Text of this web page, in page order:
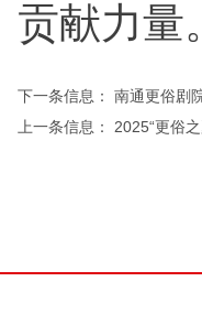
贡献力量
下一条信息： 南通更俗剧
上一条信息： 2025“更俗